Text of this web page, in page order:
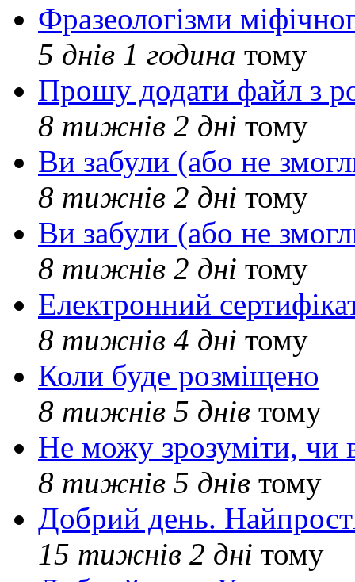
Фразеологізми
5 днів 1 година тому
Прошу додати файл з
8 тижнів 2 дні тому
Ви забули (або не
8 тижнів 2 дні тому
Ви забули (або не
8 тижнів 2 дні тому
Електронний
8 тижнів 4 дні тому
Коли буде розміщено
8 тижнів 5 днів тому
Не можу зрозуміти, чи
8 тижнів 5 днів тому
Добрий день.
15 тижнів 2 дні тому